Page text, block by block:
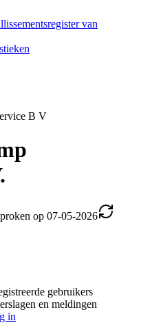
van
B V
op 07-05-2026
gebruikers
en meldingen
in